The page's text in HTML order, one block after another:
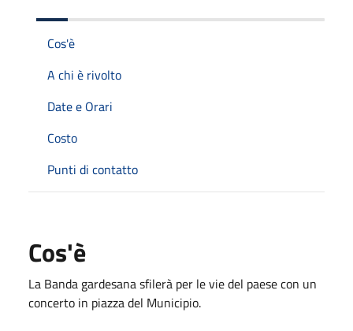
Cos'è
A chi è rivolto
Date e Orari
Costo
Punti di contatto
Cos'è
La Banda gardesana sfilerà per le vie del paese con un
concerto in piazza del Municipio.